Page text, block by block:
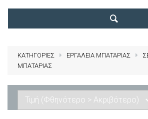
ΚΑΤΗΓΟΡΙΕΣ ΕΡΓΑΛΕΙΑ ΜΠΑΤΑΡΙΑΣ
ΜΠΑΤΑΡΙΑΣ